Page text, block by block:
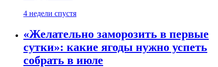
4 недели спустя
«Желательно заморозить в первые
сутки»: какие ягоды нужно успеть
собрать в июле